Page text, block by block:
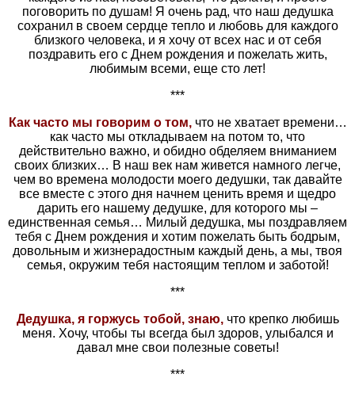
поговорить по душам! Я очень рад, что наш дедушка
сохранил в своем сердце тепло и любовь для каждого
близкого человека, и я хочу от всех нас и от себя
поздравить его с Днем рождения и пожелать жить,
любимым всеми, еще сто лет!
***
Как часто мы говорим о том, что не хватает времени…
как часто мы откладываем на потом то, что
действительно важно, и обидно обделяем вниманием
своих близких… В наш век нам живется намного легче,
чем во времена молодости моего дедушки, так давайте
все вместе с этого дня начнем ценить время и щедро
дарить его нашему дедушке, для которого мы –
единственная семья… Милый дедушка, мы поздравляем
тебя с Днем рождения и хотим пожелать быть бодрым,
довольным и жизнерадостным каждый день, а мы, твоя
семья, окружим тебя настоящим теплом и заботой!
***
Дедушка, я горжусь тобой, знаю,что крепко любишь
меня. Хочу, чтобы ты всегда был здоров, улыбался и
давал мне свои полезные советы!
***